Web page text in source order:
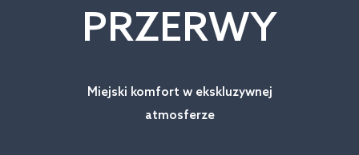
PRZERWY
Miejski komfort w ekskluzywnej
atmosferze